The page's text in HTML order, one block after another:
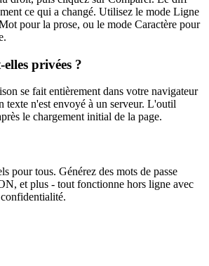
ce qui a changé. Utilisez le mode Ligne
pour la prose, ou le mode Caractère pour
privées ?
se fait entièrement dans votre navigateur
texte n'est envoyé à un serveur. L'outil
le chargement initial de la page.
pour tous. Générez des mots de passe
et plus - tout fonctionne hors ligne avec